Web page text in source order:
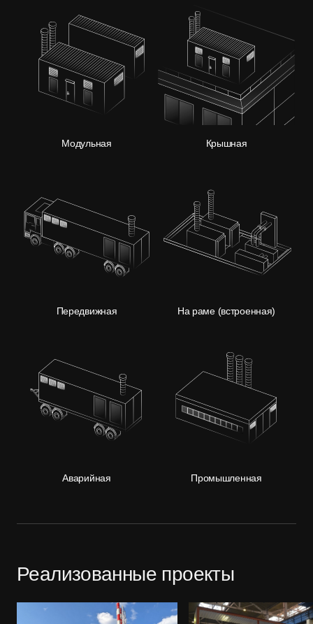
Модульная Крышная
Передвижная На раме (встроенная)
Аварийная Промышленная
Реализованные проекты